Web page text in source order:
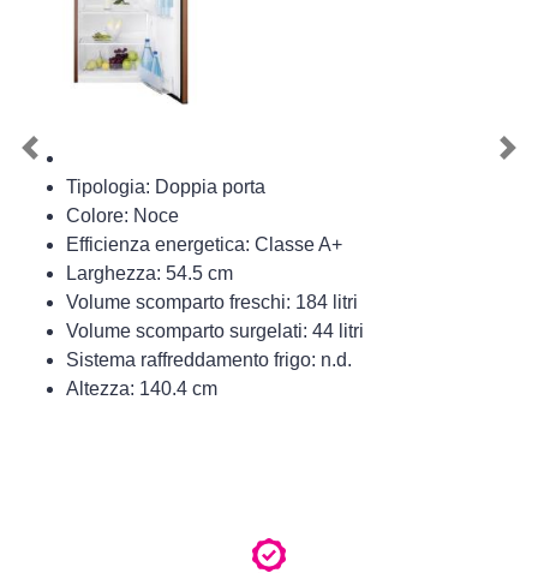
Tipologia: Doppia porta
Colore: Noce
Efficienza energetica: Classe A+
Larghezza: 54.5 cm
Volume scomparto freschi: 184 litri
Volume scomparto surgelati: 44 litri
Sistema raffreddamento frigo: n.d.
Altezza: 140.4 cm
Previous